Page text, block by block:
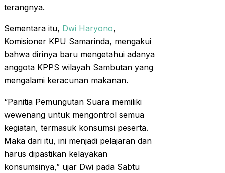
terangnya.
Sementara itu, Dwi Haryono,
Komisioner KPU Samarinda, mengakui
bahwa dirinya baru mengetahui adanya
anggota KPPS wilayah Sambutan yang
mengalami keracunan makanan.
“Panitia Pemungutan Suara memiliki
wewenang untuk mengontrol semua
kegiatan, termasuk konsumsi peserta.
Maka dari itu, ini menjadi pelajaran dan
harus dipastikan kelayakan
konsumsinya,” ujar Dwi pada Sabtu